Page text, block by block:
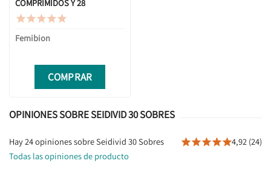
COMPRIMIDOS Y 28
CÁPSULAS

Femibion
COMPRAR
OPINIONES SOBRE SEIDIVID 30 SOBRES
Hay 24 opiniones sobre Seidivid 30 Sobres 4,92 (24)
Todas las opiniones de producto